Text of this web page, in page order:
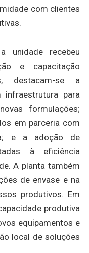
com clientes
unidade recebeu
e capacitação
destacam-se a
infraestrutura para
formulações;
em parceria com
e a adoção de
à eficiência
A planta também
de envase e na
produtivos. Em
produtiva
equipamentos e
local de soluções